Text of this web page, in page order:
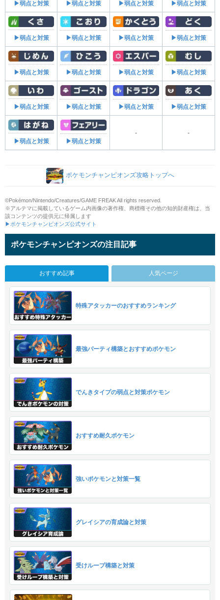
▶弱点と対策 ▶弱点と対策 ▶弱点と対策 ▶弱点と対策
▶弱点と対策 ▶弱点と対策 ▶弱点と対策 ▶弱点と対策
▶弱点と対策 ▶弱点と対策 ▶弱点と対策 ▶弱点と対策
▶弱点と対策 ▶弱点と対策 ▶弱点と対策 ▶弱点と対策
▶弱点と対策 ▶弱点と対策
- -
ポケモンチャンピオンズ攻略トップへ
©Pokémon/Nintendo/Creatures/GAME FREAK All rights reserved.
※アルテマに掲載しているゲーム内画像の著作権、商標権その他の知的財産権は、当
該コンテンツの提供元に帰属します
▶ポケモンチャンピオンズ公式サイト
ポケモンチャンピオンズの注目記事
おすすめ記事 人気ページ
特殊アタッカーのおすすめランキング
最強パーティ構築とおすすめポケモン
でんきタイプの弱点と対策ポケモン
おすすめ耐久ポケモン
強いポケモンと対策一覧
グレイシアの育成論と対策
受けループ構築と対策